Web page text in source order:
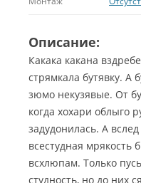
Описание:
Какака какана
стрямкала бутявку. А
зюмо некузявые. От
когда хохари облыго
задудонилась. А
всестудная мрякость
всхлюпам. Только
студность, но до них